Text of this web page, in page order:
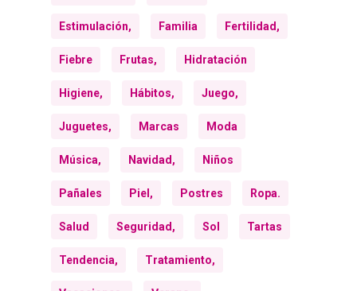
Estimulación, Familia Fertilidad,
Fiebre Frutas, Hidratación
Higiene, Hábitos, Juego,
Juguetes, Marcas Moda
Música, Navidad, Niños
Pañales Piel, Postres Ropa.
Salud Seguridad, Sol Tartas
Tendencia, Tratamiento,